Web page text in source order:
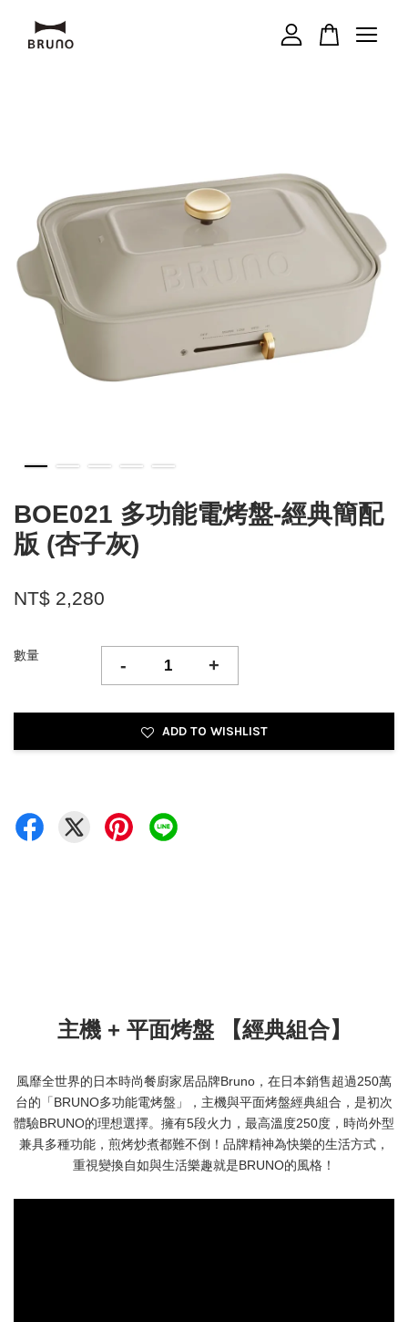
BOE021 多功能電烤盤-經典簡配
版 (杏子灰)
NT$ 2,280
數量 - +
ADD TO WISHLIST
主機 + 平面烤盤 【經典組合】
風靡全世界的日本時尚餐廚家居品牌Bruno，在日本銷售超過250萬
台的「BRUNO多功能電烤盤」，主機與平面烤盤經典組合，是初次
體驗BRUNO的理想選擇。擁有5段火力，最高溫度250度，時尚外型
兼具多種功能，煎烤炒煮都難不倒！品牌精神為快樂的生活方式，
重視變換自如與生活樂趣就是BRUNO的風格！